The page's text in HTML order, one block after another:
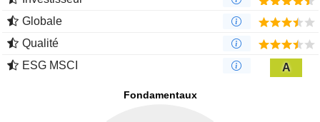
Globale
Qualité
ESG MSCI
A